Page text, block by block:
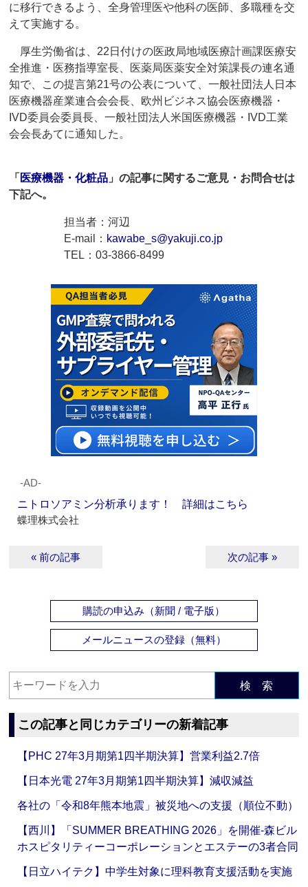
に移行できるよう、全身管理医や他科の医師、多職種を交
えて実施する。
厚生労働省は、22日付けの医政局地域医療計画課医療安
全推進・医務指導室長、医薬局医薬安全対策課長の連名通
知で、この提言第21号の公表について、一般社団法人日本
医療機器産業連合会会長、欧州ビジネス協会医療機器・
IVD委員会委員長、一般社団法人米国医療機器・IVD工業
会会長あてに通知した。
「 医療機器・化粧品 」の記事に関するご意見・お問合せは
下記へ。
担当者：河辺
E-mail： kawabe_s@yakuji.co.jp
TEL：03-3866-8499
‐AD‐
ニトロソアミン分析承ります！ 詳細はこちら
蝶理株式会社
« 前の記事 次の記事 »
購読の申込み（新聞 / 電子版）
メールニュースの登録（無料）
検 索
この記事と同じカテゴリーの新着記事
【PHC 27年3月期第1四半期決算】営業利益2.7倍
【日本光電 27年3月期第1四半期決算】減収減益
各社の「令和8年熊本地震」被災地への支援（順位不動）
【西川】「SUMMER BREATHING 2026」を開催‐森ビル
ホスピタリティーコーポレーションとエステーの3者合同
【日立ハイテク】中学生対象に理科教育支援活動を実施